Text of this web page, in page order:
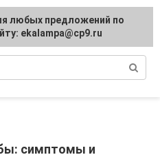
симптомы и
любых предложений по
ekalampa@cp9.ru